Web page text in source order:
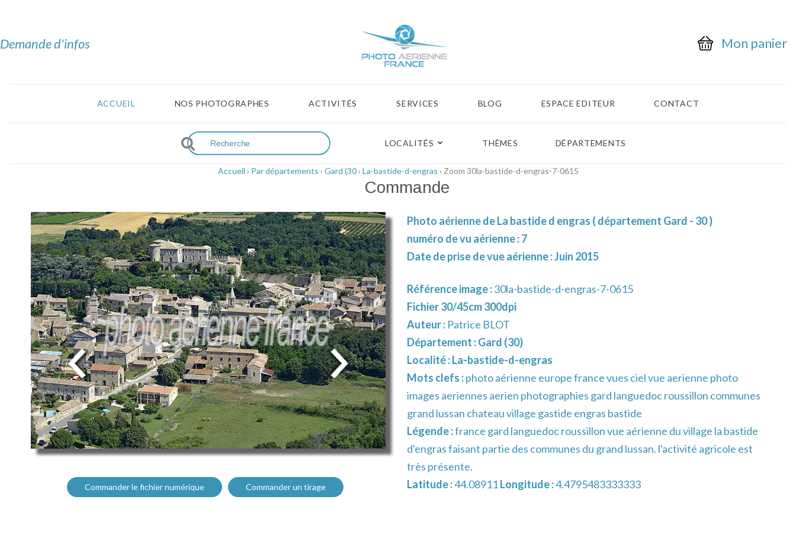
Demande d'infos Mon panier
ACCUEIL NOS PHOTOGRAPHES ACTIVITÉS SERVICES BLOG ESPACE EDITEUR CONTACT
LOCALITÉS THÈMES DÉPARTEMENTS
Accueil › Par départements › Gard (30› La-bastide-d-engras › Zoom 30la-bastide-d-engras-7-0615
Commande
Commander le fichier numérique Commander un tirage
Photo aérienne de La bastide d engras ( département Gard - 30 )
numéro de vu aérienne : 7
Date de prise de vue aérienne : Juin 2015
Référence image :30la-bastide-d-engras-7-0615
Fichier 30/45cm 300dpi
Auteur : Patrice BLOT
Département :Gard (30)
Localité :La-bastide-d-engras
Mots clefs :photo aérienne europe france vues ciel vue aerienne photo
images aeriennes aerien photographies gard languedoc roussillon communes
grand lussan chateau village gastide engras bastide
Légende :france gard languedoc roussillon vue aérienne du village la bastide
d'engras faisant partie des communes du grand lussan. l'activité agricole est
très présente.
Latitude :44.08911Longitude :4.4795483333333